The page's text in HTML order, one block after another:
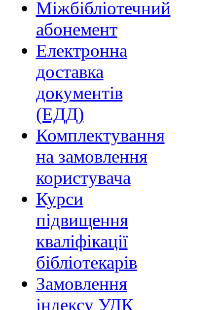
Міжбібліотечний
абонемент
Електронна
доставка
документів
(ЕДД)
Комплектування
на замовлення
користувача
Курси
підвищення
кваліфікації
бібліотекарів
Замовлення
індексу УДК